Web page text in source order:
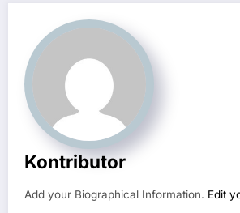
Kontributor
Add your Biographical Information. Edit